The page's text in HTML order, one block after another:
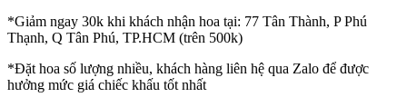
*Giảm ngay 30k khi khách nhận hoa tại: 77 Tân Thành, P Phú
Thạnh, Q Tân Phú, TP.HCM (trên 500k)
*Đặt hoa số lượng nhiều, khách hàng liên hệ qua Zalo để được
hưởng mức giá chiếc khấu tốt nhất